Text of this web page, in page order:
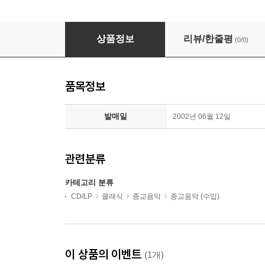
Le Concert Spirituel 샤르팡티에: 모로이 경
상품정보 리뷰/한줄평 (0/0)
품목정보
발매일 2002년 06월 12일
관련분류
카테고리 분류
CD/LP 클래식 종교음악 종교음악 (수입)
이 상품의 이벤트 (1개)